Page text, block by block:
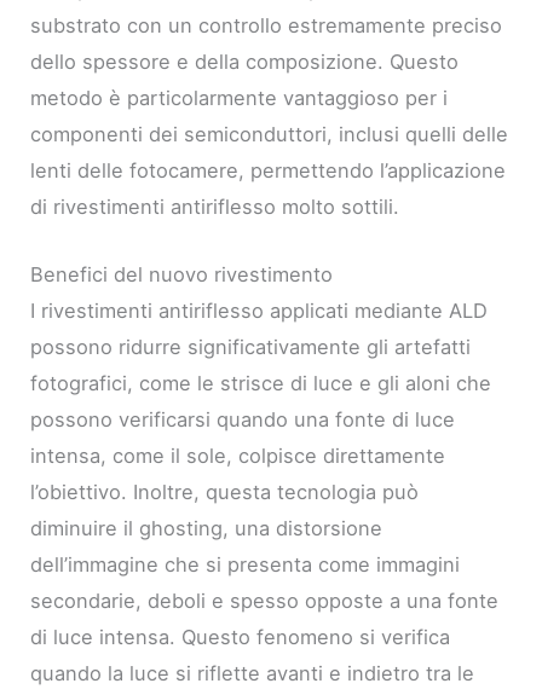
substrato con un controllo estremamente preciso
dello spessore e della composizione. Questo
metodo è particolarmente vantaggioso per i
componenti dei semiconduttori, inclusi quelli delle
lenti delle fotocamere, permettendo l’applicazione
di rivestimenti antiriflesso molto sottili.
Benefici del nuovo rivestimento
I rivestimenti antiriflesso applicati mediante ALD
possono ridurre significativamente gli artefatti
fotografici, come le strisce di luce e gli aloni che
possono verificarsi quando una fonte di luce
intensa, come il sole, colpisce direttamente
l’obiettivo. Inoltre, questa tecnologia può
diminuire il ghosting, una distorsione
dell’immagine che si presenta come immagini
secondarie, deboli e spesso opposte a una fonte
di luce intensa. Questo fenomeno si verifica
quando la luce si riflette avanti e indietro tra le